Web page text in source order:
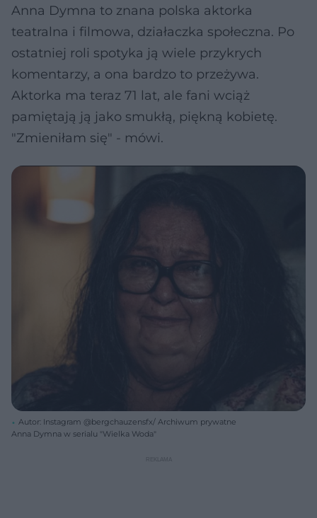
Anna Dymna to znana polska aktorka
teatralna i filmowa, działaczka społeczna. Po
ostatniej roli spotyka ją wiele przykrych
komentarzy, a ona bardzo to przeżywa.
Aktorka ma teraz 71 lat, ale fani wciąż
pamiętają ją jako smukłą, piękną kobietę.
"Zmieniłam się" - mówi.
Autor: Instagram @bergchauzensfx/ Archiwum prywatne
Anna Dymna w serialu "Wielka Woda"